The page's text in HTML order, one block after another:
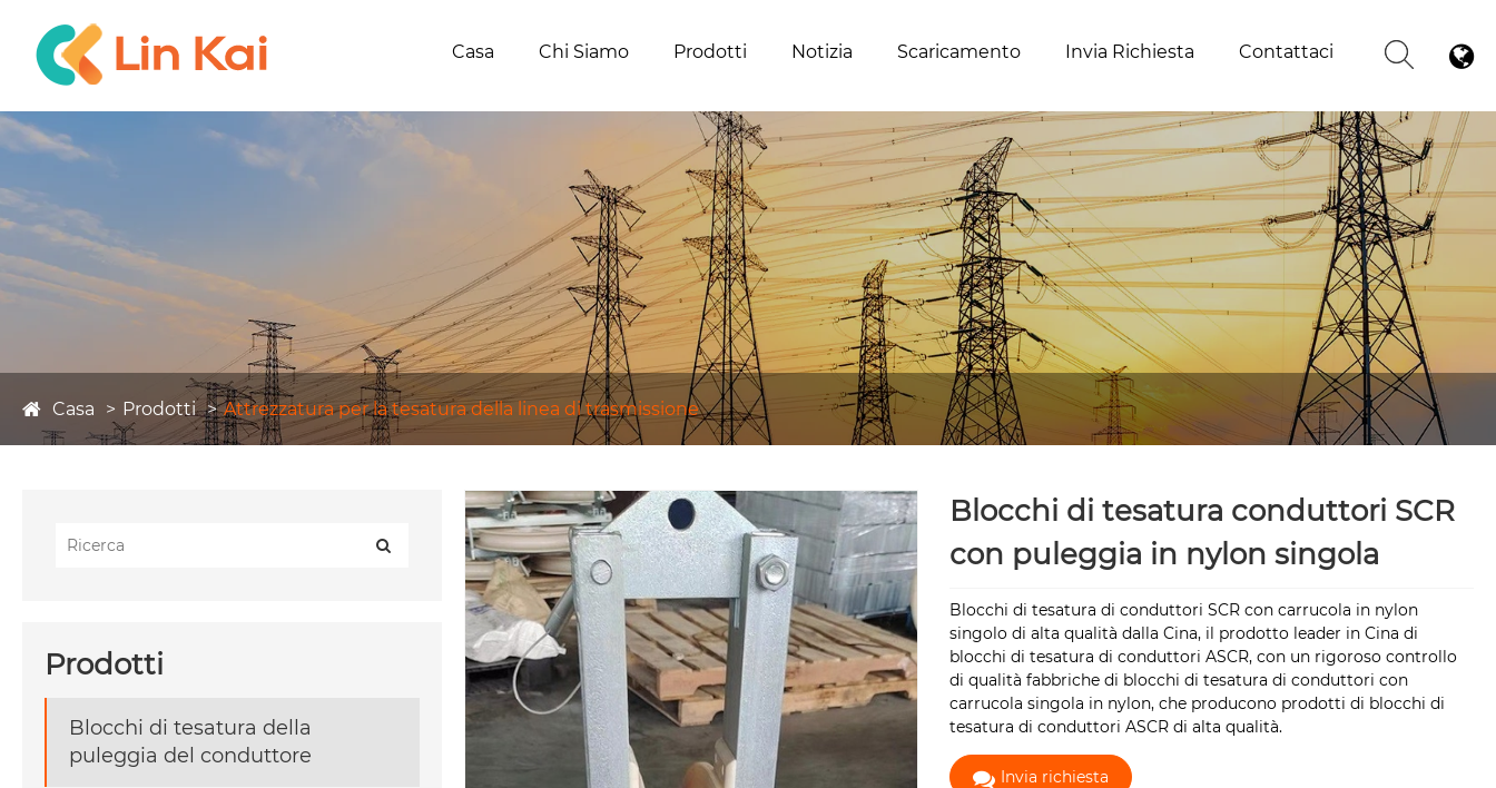
Casa Chi Siamo Prodotti Notizia Scaricamento Invia Richiesta Contattaci
Casa Prodotti Attrezzatura per la tesatura della linea di trasmissione
Prodotti
Blocchi di tesatura della
puleggia del conduttore
Blocchi di tesatura conduttori SCR
con puleggia in nylon singola
Blocchi di tesatura di conduttori SCR con carrucola in nylon
singolo di alta qualità dalla Cina, il prodotto leader in Cina di
blocchi di tesatura di conduttori ASCR, con un rigoroso controllo
di qualità fabbriche di blocchi di tesatura di conduttori con
carrucola singola in nylon, che producono prodotti di blocchi di
tesatura di conduttori ASCR di alta qualità.
Invia richiesta